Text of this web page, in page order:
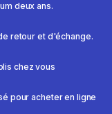
deux ans.
retour et d'échange.
chez vous
pour acheter en ligne